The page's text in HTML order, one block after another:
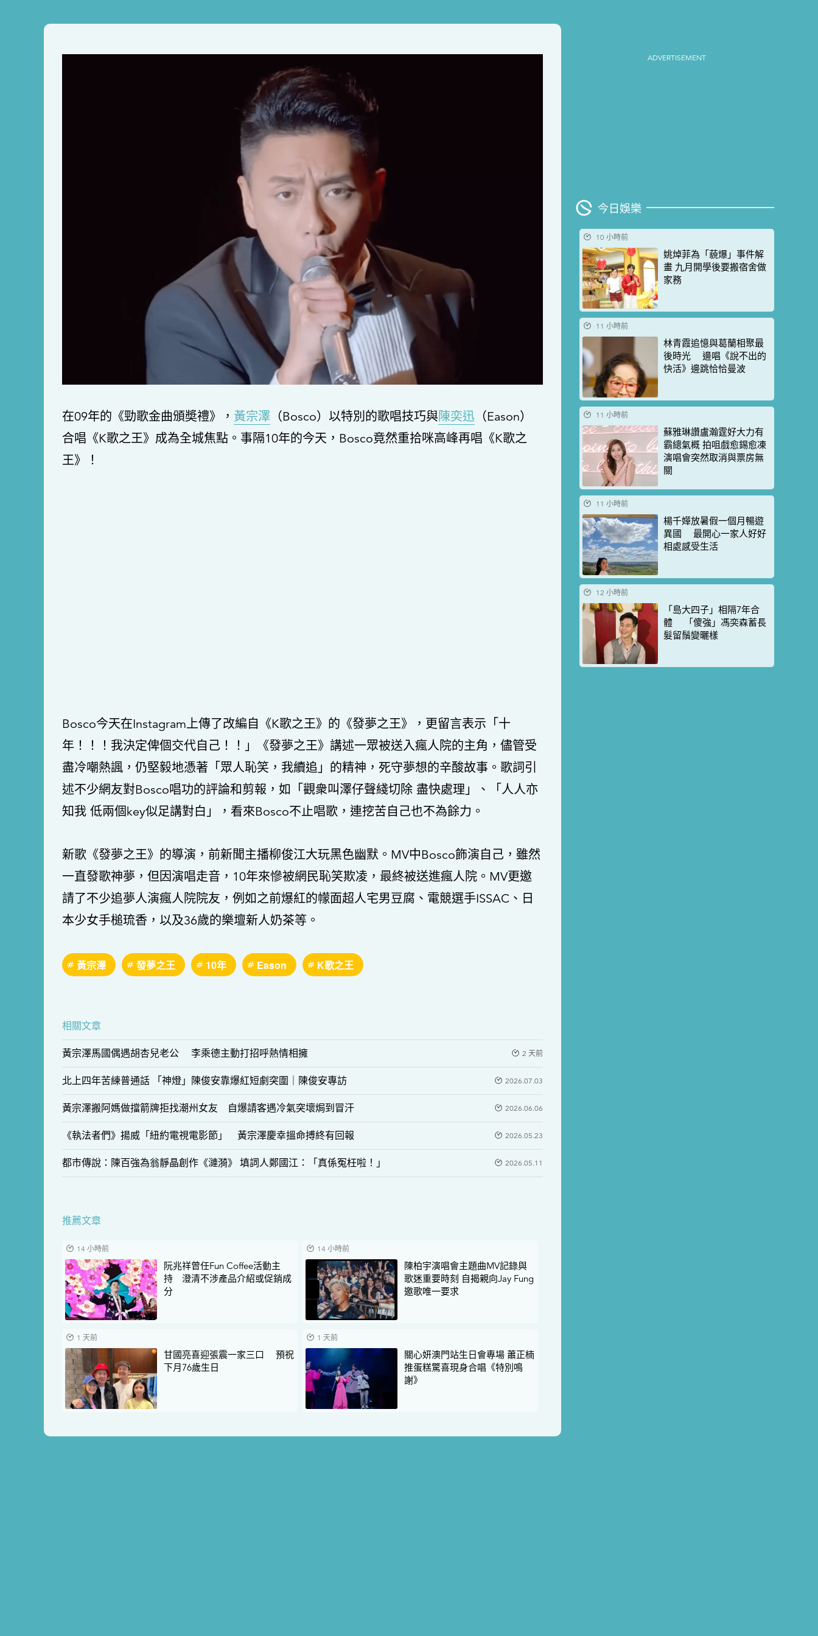
在09年的《勁歌金曲頒奬禮》， 黃宗澤 （Bosco）以特別的歌唱技巧與陳奕迅 （Eason）
合唱《K歌之王》成為全城焦點。事隔10年的今天，Bosco竟然重拾咪高峰再唱《K歌之
王》！
Bosco今天在Instagram上傳了改編自《K歌之王》的《發夢之王》，更留言表示「十
年！！！我決定俾個交代自己！！」《發夢之王》講述一眾被送入瘋人院的主角，儘管受
盡冷嘲熱諷，仍堅毅地憑著「眾人恥笑，我續追」的精神，死守夢想的辛酸故事。歌詞引
述不少網友對Bosco唱功的評論和剪報，如「觀衆叫澤仔聲綫切除 盡快處理」、「人人亦
知我 低兩個key似足講對白」，看來Bosco不止唱歌，連挖苦自己也不為餘力。
新歌《發夢之王》的導演，前新聞主播柳俊江大玩黑色幽默。MV中Bosco飾演自己，雖然
一直發歌神夢，但因演唱走音，10年來慘被網民恥笑欺凌，最終被送進瘋人院。MV更邀
請了不少追夢人演瘋人院院友，例如之前爆紅的幪面超人宅男豆腐、電競選手ISSAC、日
本少女手槌琉香，以及36歲的樂壇新人奶茶等。
黃宗澤 發夢之王 10年 Eason K歌之王
相關文章
黃宗澤馬國偶遇胡杏兒老公 李乘德主動打招呼熱情相擁 2 天前
北上四年苦練普通話 「神燈」陳俊安靠爆紅短劇突圍｜陳俊安專訪 2026.07.03
黃宗澤搬阿媽做擋箭牌拒找潮州女友 自爆請客遇冷氣突壞焗到冒汗 2026.06.06
《執法者們》揚威「紐約電視電影節」 黃宗澤慶幸搵命搏終有回報 2026.05.23
都市傳說：陳百強為翁靜晶創作《漣漪》 填詞人鄭國江：「真係冤枉啦！」 2026.05.11
推薦文章
14 小時前
阮兆祥曾任Fun Coffee活動主
持 澄清不涉產品介紹或促銷成
分
14 小時前
陳柏宇演唱會主題曲MV記錄與
歌迷重要時刻 自揭親向Jay Fung
邀歌唯一要求
1 天前
甘國亮喜迎張震一家三口 預祝
下月76歲生日
1 天前
關心妍澳門站生日會專場 蕭正楠
推蛋糕驚喜現身合唱《特別鳴
謝》
ADVERTISEMENT
今日娛樂
10 小時前
姚焯菲為「藐爆」事件解
畫 九月開學後要搬宿舍做
家務
11 小時前
林青霞追憶與葛蘭相聚最
後時光 邊唱《說不出的
快活》邊跳恰恰曼波
11 小時前
蘇雅琳讚盧瀚霆好大力有
霸總氣概 拍咀戲愈錫愈凍
演唱會突然取消與票房無
關
11 小時前
楊千嬅放暑假一個月暢遊
異國 最開心一家人好好
相處感受生活
12 小時前
「島大四子」相隔7年合
體 「傻強」馮奕森蓄長
髮留鬚變曬樣